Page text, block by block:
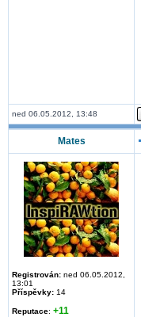
ned 06.05.2012, 13:48
Mates
Registrován: ned 06.05.2012,
13:01
Příspěvky: 14
Reputace: +11